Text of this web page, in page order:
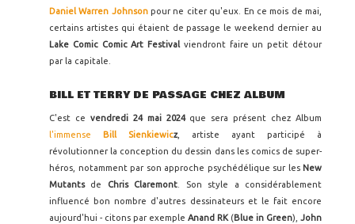
Daniel Warren Johnson pour ne citer qu'eux. En ce mois de mai,
certains artistes qui étaient de passage le weekend dernier au
Lake Comic Comic Art Festival viendront faire un petit détour
par la capitale.
BILL ET TERRY DE PASSAGE CHEZ ALBUM
C'est ce vendredi 24 mai 2024 que sera présent chez Album
l'immense
Bill Sienkiewicz, artiste ayant participé à
révolutionner la conception du dessin dans les comics de super-
héros, notamment par son approche psychédélique sur les New
Mutants de Chris Claremont . Son style a considérablement
influencé bon nombre d'autres dessinateurs et le fait encore
aujourd'hui - citons par exemple Anand RK (Blue in Green), John